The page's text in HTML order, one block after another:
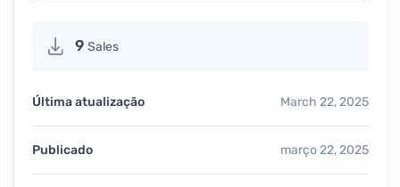
9 Sales
Última atualização March 22, 2025
Publicado março 22, 2025